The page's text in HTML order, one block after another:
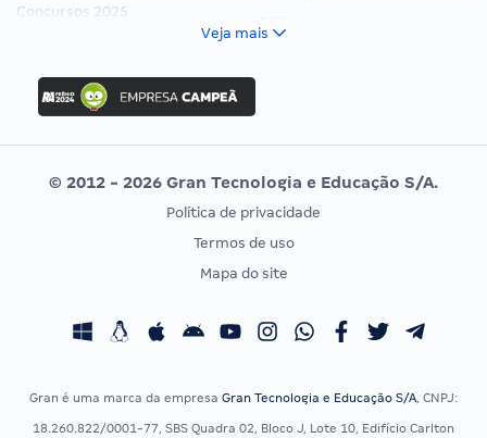
Concursos 2025
Concurso Ibama
Concurso MPU
Editais publicados
Vunesp
CONCURSOS POR PROFISSÃO
Concursos Fiscais
EXAME DE ORDEM
Calendário OAB
Veja mais
© 2012 - 2026 Gran Tecnologia e Educação S/A.
Política de privacidade
Termos de uso
Mapa do site
Gran é uma marca da empresa Gran Tecnologia e Educação S/A, CNPJ:
18.260.822/0001-77, SBS Quadra 02, Bloco J, Lote 10, Edifício Carlton